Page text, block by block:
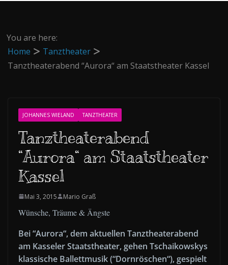
You are here:
Home
Tanztheater
Tanztheaterabend “Aurora“ am Staatstheater Kassel
JOHANNES WIELAND TANZTHEATER
Tanztheaterabend
“Aurora“ am Staatstheater
Kassel
Mai 3, 2015 Mario Graß
Wünsche, Träume & Ängste
Bei “Aurora“, dem aktuellen Tanztheaterabend
am Kasseler Staatstheater, gehen Tschaikowskys
klassische Ballettmusik (“Dornröschen“), gespielt